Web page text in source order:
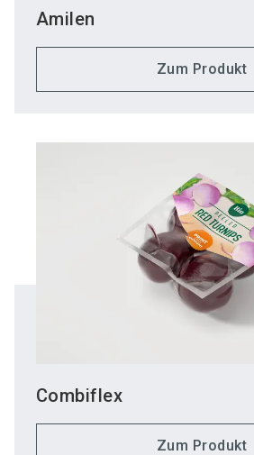
Amilen
Zum Produkt
Combiflex
Zum Produkt